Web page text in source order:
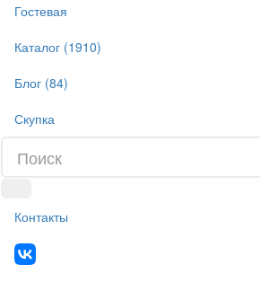
Гостевая
Каталог (1910)
Блог (84)
Скупка
Контакты